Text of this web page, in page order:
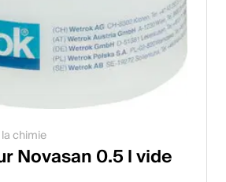
chimie
Novasan 0.5 l vide